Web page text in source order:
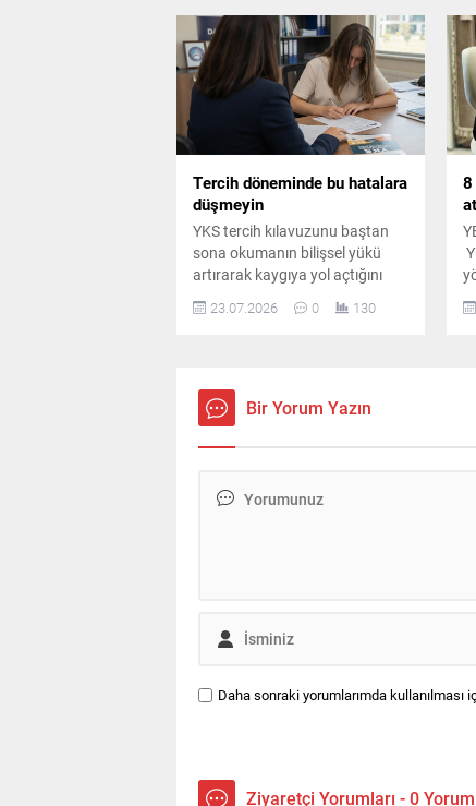
gençlere önemli mesajlar verdi.
Tercih döneminde bu hatalara
düşmeyin
YKS tercih kılavuzunu baştan
sona okumanın bilişsel yükü
artırarak kaygıya yol açtığını
belirten uzmanlar, adayların
hedefe yönelik bölümlere
paylaştı.
23.07.2026 0 130
8
Bir Yorum Yazın
Daha sonraki yorumlarımda
Ziyaretçi Yorumları - 0 Yorum